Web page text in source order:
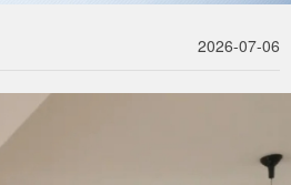
2026-07-06